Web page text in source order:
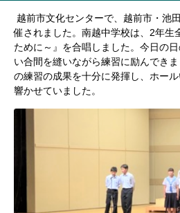
越前市文化センターで、越前市・池
催されました。南越中学校は、2年生
ために～』を合唱しました。今日の
い合間を縫いながら練習に励んでき
の練習の成果を十分に発揮し、ホー
響かせていました。